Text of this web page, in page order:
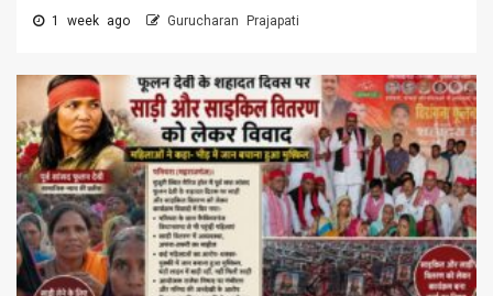
1 week ago Gurucharan Prajapati